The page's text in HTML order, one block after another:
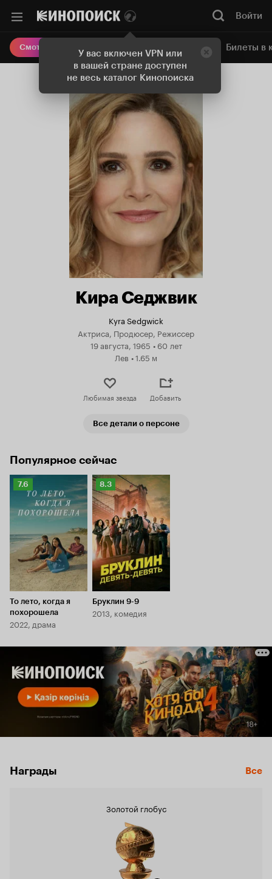
У вас включен VPN или
в вашей стране доступен
не весь каталог Кинопоиска
Войти
Смотреть кино Онлайн-кинотеатр Билеты в
Кира Седжвик
Kyra Sedgwick
Актриса, Продюсер, Режиссер
19 августа, 1965 • 60 лет
Лев •1.65 м
Любимая звезда Добавить
Все детали о персоне
Популярное сейчас
Рейтинг
Кинопоиска
7.6
7.6
То лето, когда я
похорошела
2022, драма
Рейтинг
Кинопоиска
8.3
8.3
Бруклин 9-9
2013, комедия
Награды Все
Золотой глобус